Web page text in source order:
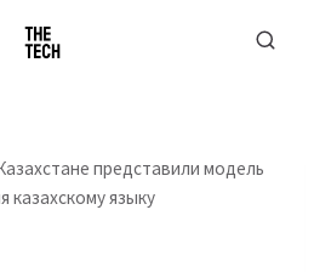
представили модель
казахскому языку